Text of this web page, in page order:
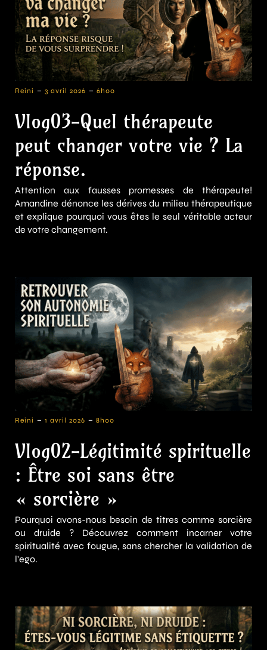
Reini - 3 avril 2026 - 6h00
Vlog03-Quel thérapeute
peut changer votre vie ? La
réponse.
Attention aux fausses promesses de thérapeute!
Amandine dénonce les dérives du milieu thérapeutique
et explique pourquoi vous êtes le seul véritable acteur
de votre changement.
Reini - 1 avril 2026 - 8h00
Vlog02-Légitimité spirituelle
: Être soi sans être
« sorcière »
Pourquoi avons-nous besoin de titres comme sorcière
ou druide ? Découvrez comment incarner votre
spiritualité avec fougue, sans chercher la validation de
l'ego.